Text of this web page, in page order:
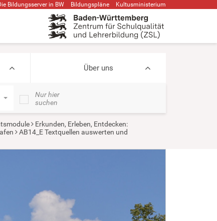
Bildungsserver in BW Bildungspläne Kultusministerium
Über uns
Nur hier
suchen
Erkunden, Erleben, Entdecken:
AB14_E Textquellen auswerten und